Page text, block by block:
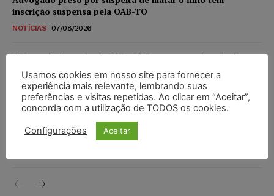
inscrição suspensa pela OAB-TO
NOTÍCIAS 07/08/2026
STF amplia isenção de IBS e CBS na compra de veículos
níveis
DIREITO TRIBUTÁRIO 07/08/2026
Justiça do Trabalho mantém justa causa de empregado que
vendia canetas emagrecedoras no local de trabalho
Usamos cookies em nosso site para fornecer a
experiência mais relevante, lembrando suas
preferências e visitas repetidas. Ao clicar em “Aceitar”,
concorda com a utilização de TODOS os cookies.
Configurações Aceitar